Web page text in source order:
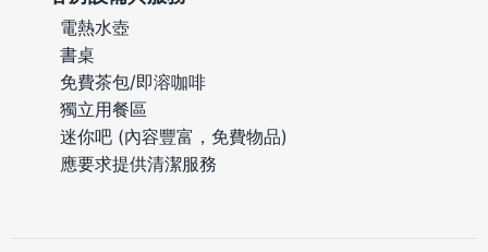
電熱水壺
書桌
免費茶包/即溶咖啡
獨立用餐區
迷你吧 (內容豐富，免費物品)
應要求提供清潔服務